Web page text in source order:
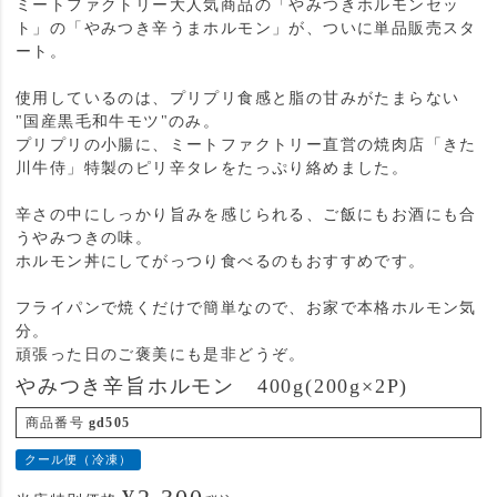
ミートファクトリー大人気商品の「やみつきホルモンセッ
ト」の「やみつき辛うまホルモン」が、ついに単品販売スタ
ート。
使用しているのは、プリプリ食感と脂の甘みがたまらない
"国産黒毛和牛モツ"のみ。
プリプリの小腸に、ミートファクトリー直営の焼肉店「きた
川牛侍」特製のピリ辛タレをたっぷり絡めました。
辛さの中にしっかり旨みを感じられる、ご飯にもお酒にも合
うやみつきの味。
ホルモン丼にしてがっつり食べるのもおすすめです。
フライパンで焼くだけで簡単なので、お家で本格ホルモン気
分。
頑張った日のご褒美にも是非どうぞ。
やみつき辛旨ホルモン 400g(200g×2P)
商品番号 gd505
クール便（冷凍）